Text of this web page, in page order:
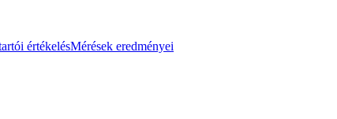
értékelésMérések eredményei